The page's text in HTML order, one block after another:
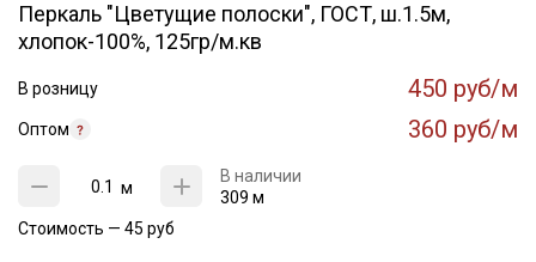
Перкаль "Цветущие полоски", ГОСТ, ш.1.5м,
хлопок-100%, 125гр/м.кв
В розницу 450 руб/м
Оптом 360 руб/м
м
В наличии
309 м
Стоимость — 45 руб